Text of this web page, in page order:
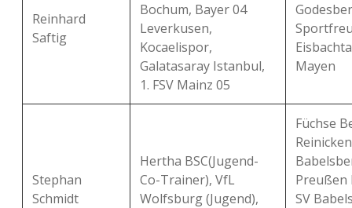
Reinhard
Saftig
Bochum, Bayer 04
Leverkusen,
Kocaelispor,
Galatasaray Istanbul,
1. FSV Mainz 05
Mayen
Stephan
Schmidt
Hertha BSC(Jugend-
Co-Trainer), VfL
Wolfsburg (Jugend),
Füchse
Preußen
SV